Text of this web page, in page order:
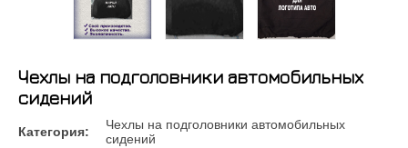
Чехлы на подголовники автомобильных
сидений
Категория:
Чехлы на подголовники автомобильных
сидений